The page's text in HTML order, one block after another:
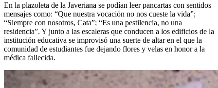
En la plazoleta de la Javeriana se podían leer pancartas con sentidos
mensajes como: “Que nuestra vocación no nos cueste la vida”;
“Siempre con nosotros, Cata”; “Es una pestilencia, no una
residencia”. Y junto a las escaleras que conducen a los edificios de la
institución educativa se improvisó una suerte de altar en el que la
comunidad de estudiantes fue dejando flores y velas en honor a la
médica fallecida.